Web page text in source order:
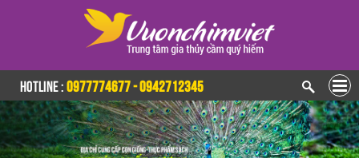
HOTLINE :0977774677 - 0942712345